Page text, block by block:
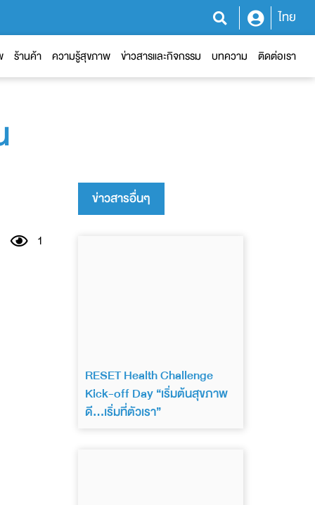
ไทย
ร้านค้า ความรู้สุขภาพ ข่าวสารและกิจกรรม บทความ ติดต่อเรา
1
ข่าวสารอื่นๆ
RESET Health Challenge
Kick-off Day “เริ่มต้นสุขภาพ
ดี…เริ่มที่ตัวเรา”